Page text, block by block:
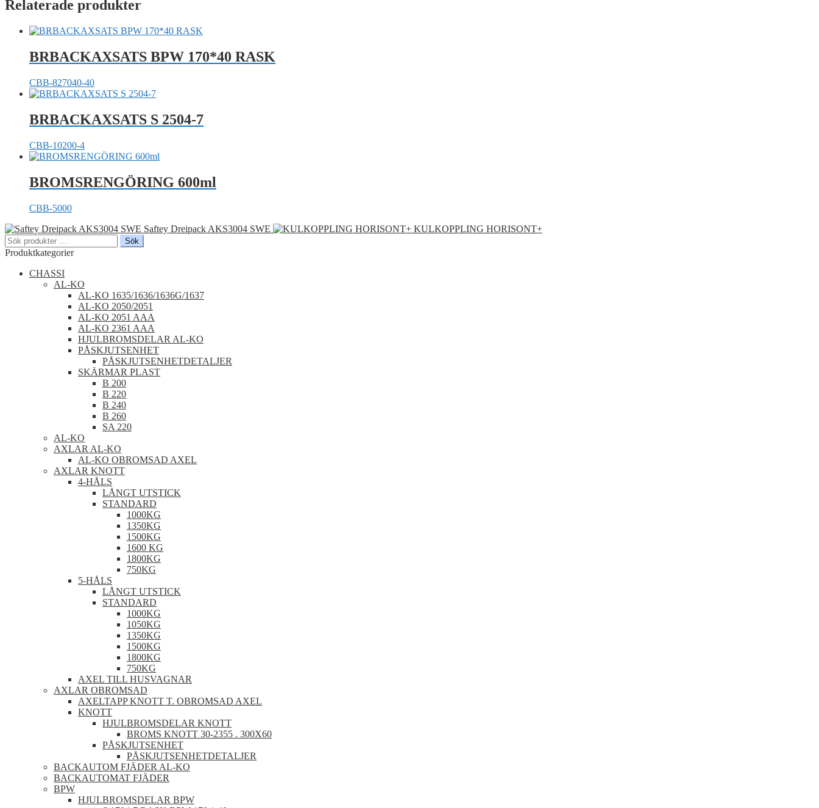
Relaterade produkter
BRBACKAXSATS BPW 170*40 RASK
CBB-827040-40
BRBACKAXSATS S 2504-7
CBB-10200-4
BROMSRENGÖRING 600ml
CBB-5000
Saftey Dreipack AKS3004 SWE
KULKOPPLING HORISONT+
Sök
efter:
Sök
Produktkategorier
CHASSI
AL-KO
AL-KO 1635/1636/1636G/1637
AL-KO 2050/2051
AL-KO 2051 AAA
AL-KO 2361 AAA
HJULBROMSDELAR AL-KO
PÅSKJUTSENHET
PÅSKJUTSENHETDETALJER
SKÄRMAR PLAST
B 200
B 220
B 240
B 260
SA 220
AL-KO
AXLAR AL-KO
AL-KO OBROMSAD AXEL
AXLAR KNOTT
4-HÅLS
LÅNGT UTSTICK
STANDARD
1000KG
1350KG
1500KG
1600 KG
1800KG
750KG
5-HÅLS
LÅNGT UTSTICK
STANDARD
1000KG
1050KG
1350KG
1500KG
1800KG
750KG
AXEL TILL HUSVAGNAR
AXLAR OBROMSAD
AXELTAPP KNOTT T. OBROMSAD AXEL
KNOTT
HJULBROMSDELAR KNOTT
BROMS KNOTT 30-2355 . 300X60
PÅSKJUTSENHET
PÅSKJUTSENHETDETALJER
BACKAUTOM FJÄDER AL-KO
BACKAUTOMAT FJÄDER
BPW
HJULBROMSDELAR BPW